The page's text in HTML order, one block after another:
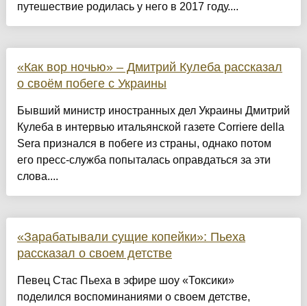
путешествие родилась у него в 2017 году....
«Как вор ночью» – Дмитрий Кулеба рассказал
о своём побеге с Украины
Бывший министр иностранных дел Украины Дмитрий
Кулеба в интервью итальянской газете Corriere della
Sera признался в побеге из страны, однако потом
его пресс-служба попыталась оправдаться за эти
слова....
«Зарабатывали сущие копейки»: Пьеха
рассказал о своем детстве
Певец Стас Пьеха в эфире шоу «Токсики»
поделился воспоминаниями о своем детстве,